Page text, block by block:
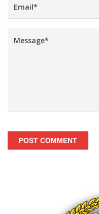
POST COMMENT